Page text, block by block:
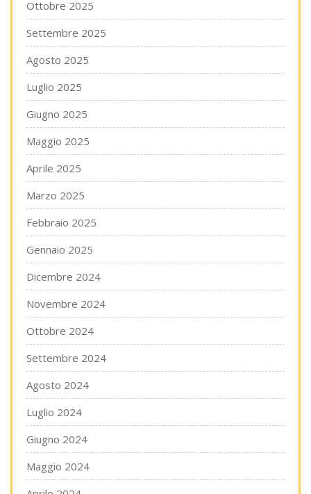
Ottobre 2025
Settembre 2025
Agosto 2025
Luglio 2025
Giugno 2025
Maggio 2025
Aprile 2025
Marzo 2025
Febbraio 2025
Gennaio 2025
Dicembre 2024
Novembre 2024
Ottobre 2024
Settembre 2024
Agosto 2024
Luglio 2024
Giugno 2024
Maggio 2024